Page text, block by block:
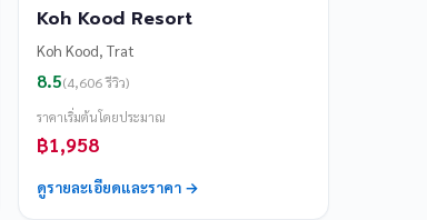
Koh Kood Resort
Koh Kood, Trat
8.5(4,606 รีวิว)
ราคาเริ่มต้นโดยประมาณ
฿1,958
ดูรายละเอียดและราคา →